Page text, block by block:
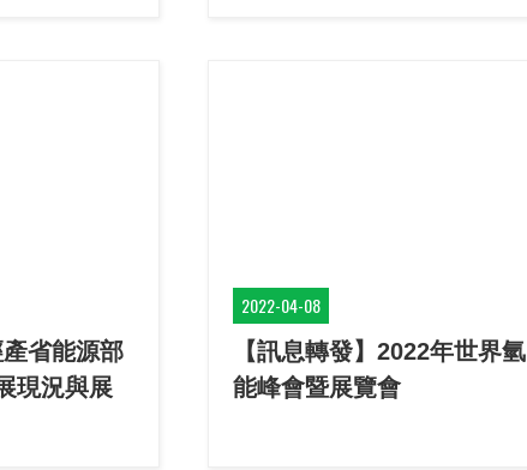
產省能源部
現況與展
2022-04-08
【訊息轉發】2022年世界氫
能峰會暨展覽會